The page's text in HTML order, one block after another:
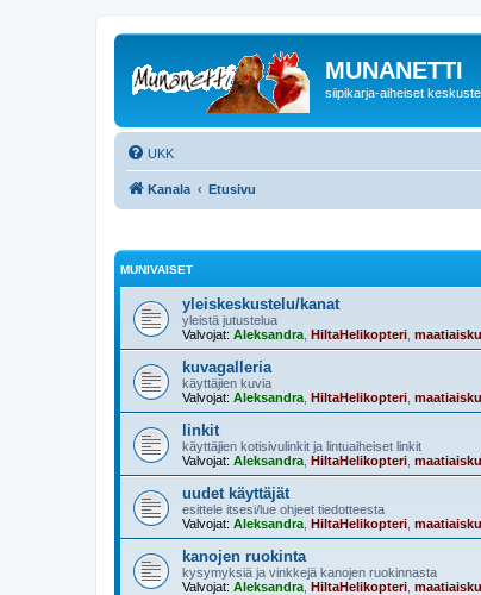
MUNANETTI
siipikarja-aiheiset
UKK
Kanala Etusivu
MUNIVAISET
yleiskeskustelu/kanat
yleistä jutustelua
Valvojat: Aleksandra HiltaHelikopteri
kuvagalleria
käyttäjien kuvia
Valvojat: Aleksandra HiltaHelikopteri
linkit
käyttäjien kotisivulinkit ja lintuaiheiset linkit
Valvojat: Aleksandra HiltaHelikopteri
uudet käyttäjät
esittele itsesi/lue ohjeet tiedotteesta
Valvojat: Aleksandra HiltaHelikopteri
kanojen ruokinta
kysymyksiä ja vinkkejä kanojen ruokinnasta
Valvojat: Aleksandra HiltaHelikopteri